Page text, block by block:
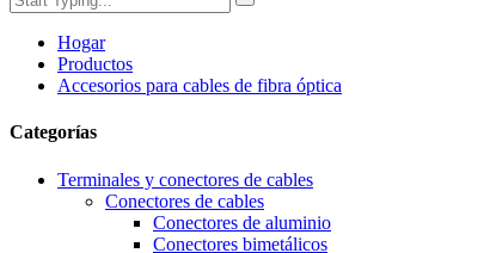
Hogar
Productos
Accesorios para cables de fibra óptica
Categorías
Terminales y conectores de cables
Conectores de cables
Conectores de aluminio
Conectores bimetálicos